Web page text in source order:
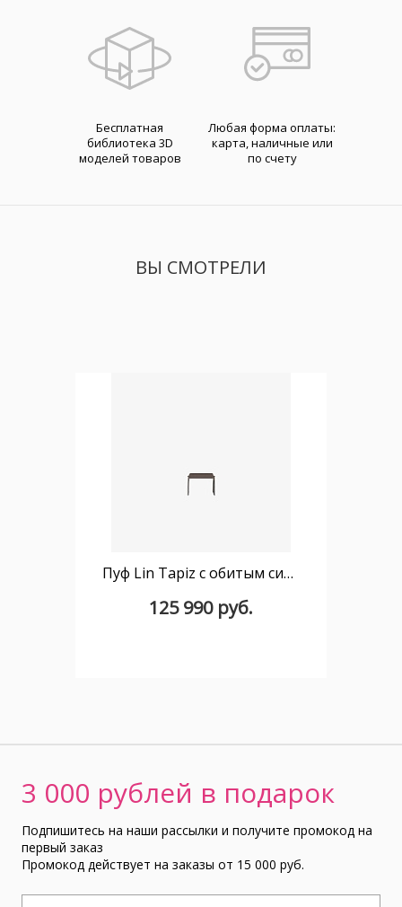
Бесплатная
библиотека 3D
моделей товаров
Любая форма оплаты:
карта, наличные или
по счету
ВЫ СМОТРЕЛИ
Пуф Lin Tapiz с обитым сиденьем
125 990 руб.
3 000 рублей в подарок
Подпишитесь на наши рассылки и получите промокод на
первый заказ
Промокод действует на заказы от 15 000 руб.